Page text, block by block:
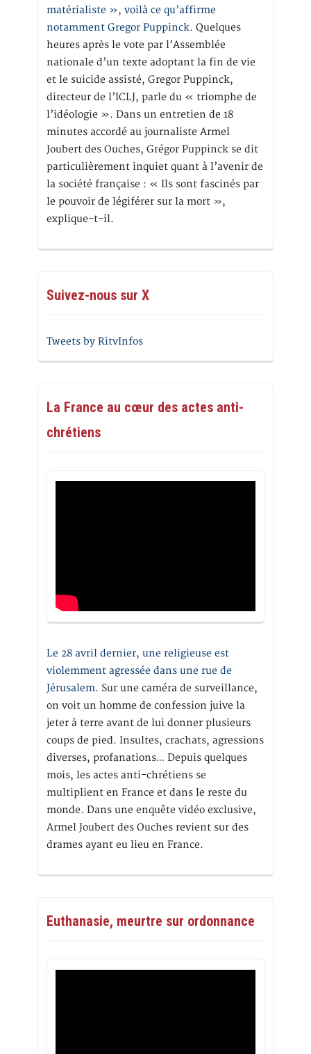
matérialiste », voilà ce qu’affirme
notamment Gregor Puppinck. Quelques
heures après le vote par l’Assemblée
nationale d’un texte adoptant la fin de vie
et le suicide assisté, Gregor Puppinck,
directeur de l’ICLJ, parle du « triomphe de
l’idéologie ». Dans un entretien de 18
minutes accordé au journaliste Armel
Joubert des Ouches, Grégor Puppinck se dit
particulièrement inquiet quant à l’avenir de
la société française : « Ils sont fascinés par
le pouvoir de légiférer sur la mort »,
explique-t-il.
Suivez-nous sur X
Tweets by RitvInfos
La France au cœur des actes anti-
chrétiens
Le 28 avril dernier, une religieuse est
violemment agressée dans une rue de
Jérusalem. Sur une caméra de surveillance,
on voit un homme de confession juive la
jeter à terre avant de lui donner plusieurs
coups de pied. Insultes, crachats, agressions
diverses, profanations… Depuis quelques
mois, les actes anti-chrétiens se
multiplient en France et dans le reste du
monde. Dans une enquête vidéo exclusive,
Armel Joubert des Ouches revient sur des
drames ayant eu lieu en France.
Euthanasie, meurtre sur ordonnance